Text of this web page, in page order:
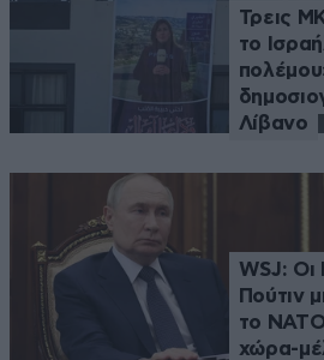
Τρεις
το
Λίβανο
WSJ: Οι
Πούτιν
το ΝΑΤΟ
χώρα-